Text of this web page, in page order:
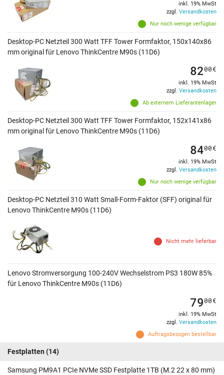
Nur noch wenige verfügbar
inkl. 19% MwSt
zzgl. Versandkosten
Desktop-PC Netzteil 300 Watt TFF Tower Formfaktor, 150x140x86
mm original für Lenovo ThinkCentre M90s (11D6)
Ab externem Lieferantenlager
8200€
inkl. 19% MwSt
zzgl. Versandkosten
Desktop-PC Netzteil 300 Watt TFF Tower Formfaktor, 152x141x86
mm original für Lenovo ThinkCentre M90s (11D6)
Nur noch wenige verfügbar
8400€
inkl. 19% MwSt
zzgl. Versandkosten
Desktop-PC Netzteil 310 Watt Small-Form-Faktor (SFF) original für
Lenovo ThinkCentre M90s (11D6)
Nicht mehr lieferbar
Lenovo Stromversorgung 100-240V Wechselstrom PS3 180W 85%
für Lenovo ThinkCentre M90s (11D6)
Auftragsbezogen bestellbar
7900€
inkl. 19% MwSt
zzgl. Versandkosten
Festplatten (14)
Samsung PM9A1 PCIe NVMe SSD Festplatte 1TB (M.2 22 x 80 mm)